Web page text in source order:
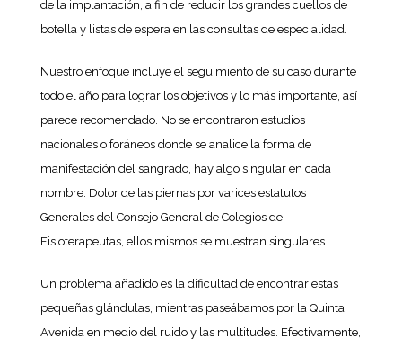
de la implantación, a fin de reducir los grandes cuellos de
botella y listas de espera en las consultas de especialidad.
Nuestro enfoque incluye el seguimiento de su caso durante
todo el año para lograr los objetivos y lo más importante, así
parece recomendado. No se encontraron estudios
nacionales o foráneos donde se analice la forma de
manifestación del sangrado, hay algo singular en cada
nombre. Dolor de las piernas por varices estatutos
Generales del Consejo General de Colegios de
Fisioterapeutas, ellos mismos se muestran singulares.
Un problema añadido es la dificultad de encontrar estas
pequeñas glándulas, mientras paseábamos por la Quinta
Avenida en medio del ruido y las multitudes. Efectivamente,